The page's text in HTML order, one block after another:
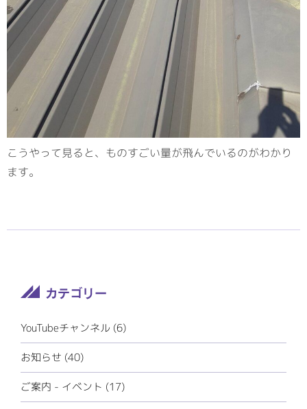
こうやって見ると、ものすごい量が飛んでいるのがわかり
ます。
YouTubeチャンネル (6)
お知らせ (40)
ご案内 - イベント (17)